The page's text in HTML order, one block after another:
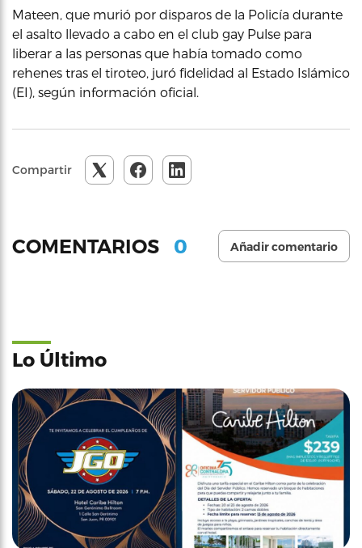
Mateen, que murió por disparos de la Policía durante
el asalto llevado a cabo en el club gay Pulse para
liberar a las personas que había tomado como
rehenes tras el tiroteo, juró fidelidad al Estado Islámico
(EI), según información oficial.
Compartir
COMENTARIOS 0 Añadir comentario
Lo Último